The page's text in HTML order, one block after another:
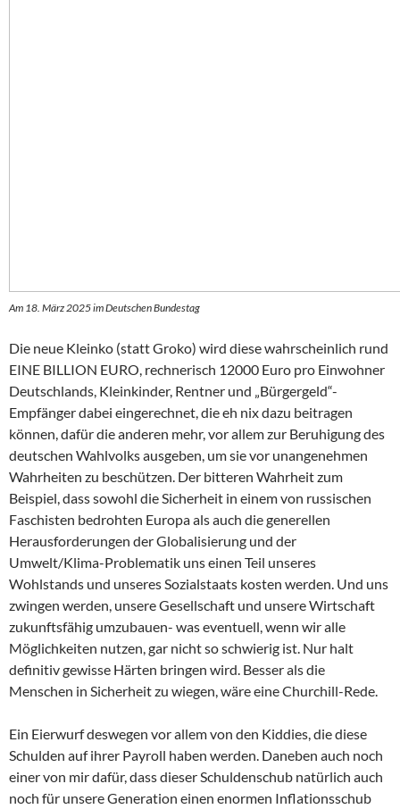
Am 18. März 2025 im Deutschen Bundestag
Die neue Kleinko (statt Groko) wird diese wahrscheinlich rund
EINE BILLION EURO, rechnerisch 12000 Euro pro Einwohner
Deutschlands, Kleinkinder, Rentner und „Bürgergeld“-
Empfänger dabei eingerechnet, die eh nix dazu beitragen
können, dafür die anderen mehr, vor allem zur Beruhigung des
deutschen Wahlvolks ausgeben, um sie vor unangenehmen
Wahrheiten zu beschützen. Der bitteren Wahrheit zum
Beispiel, dass sowohl die Sicherheit in einem von russischen
Faschisten bedrohten Europa als auch die generellen
Herausforderungen der Globalisierung und der
Umwelt/Klima-Problematik uns einen Teil unseres
Wohlstands und unseres Sozialstaats kosten werden. Und uns
zwingen werden, unsere Gesellschaft und unsere Wirtschaft
zukunftsfähig umzubauen- was eventuell, wenn wir alle
Möglichkeiten nutzen, gar nicht so schwierig ist. Nur halt
definitiv gewisse Härten bringen wird. Besser als die
Menschen in Sicherheit zu wiegen, wäre eine Churchill-Rede.
Ein Eierwurf deswegen vor allem von den Kiddies, die diese
Schulden auf ihrer Payroll haben werden. Daneben auch noch
einer von mir dafür, dass dieser Schuldenschub natürlich auch
noch für unsere Generation einen enormen Inflationsschub